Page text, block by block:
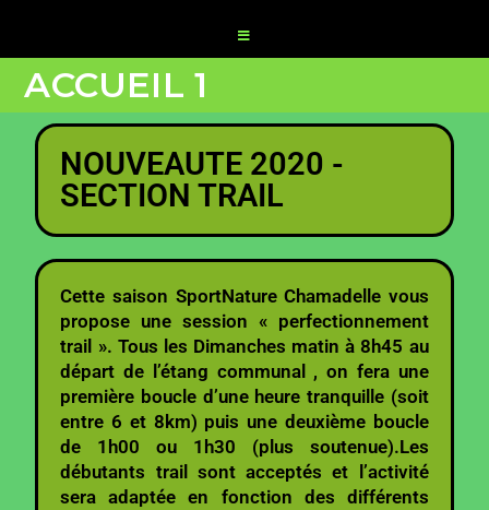
ACCUEIL 1
NOUVEAUTE 2020 -
SECTION TRAIL
Cette saison SportNature Chamadelle vous
propose une session « perfectionnement
trail ». Tous les Dimanches matin à 8h45 au
départ de l’étang communal , on fera une
première boucle d’une heure tranquille (soit
entre 6 et 8km) puis une deuxième boucle
de 1h00 ou 1h30 (plus soutenue).Les
débutants trail sont acceptés et l’activité
sera adaptée en fonction des différents